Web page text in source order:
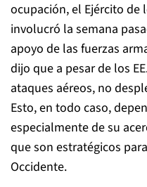
ocupación, el Ejército de
involucró la semana
apoyo de las fuerzas
dijo que a pesar de los
ataques aéreos, no
Esto, en todo caso,
especialmente de su
que son estratégicos
Occidente.